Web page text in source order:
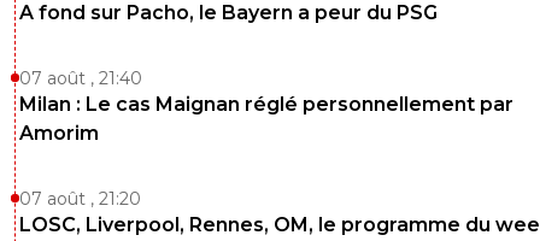
A fond sur Pacho, le Bayern a peur du PSG
07 août , 21:40
Milan : Le cas Maignan réglé personnellement par
Amorim
07 août , 21:20
LOSC, Liverpool, Rennes, OM, le programme du